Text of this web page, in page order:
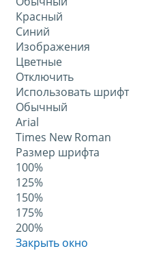
Красный
Синий
Изображения
Цветные
Отключить
Использовать шрифт
Обычный
Arial
Times New Roman
Размер шрифта
100%
125%
150%
175%
200%
Закрыть окно